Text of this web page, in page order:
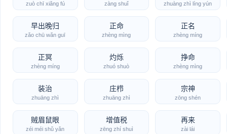
zuò chī xiǎng fú zàng shuǐ zhuàng zhì líng yún
早出晚归
zǎo chū wǎn guī
正命
zhèng mìng
正名
zhèng míng
正冥
zhèng míng
灼烁
zhuó shuò
挣命
zhèng mìng
装治
zhuāng zhì
庄栉
zhuāng zhì
宗神
zōng shén
贼眉鼠眼
zéi méi shǔ yǎn
增值税
zēng zhí shuì
再来
zài lái